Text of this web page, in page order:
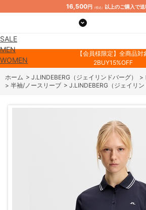
16,500円 （税込） 以上のご購入で
SALE
MEN
WOMEN
【会員様限定】全商品対
2BUY15%OFF
ホーム > J.LINDEBERG（ジェイリンドバーグ） >
> 半袖/ノースリーブ > J.LINDEBERG（ジェイリ